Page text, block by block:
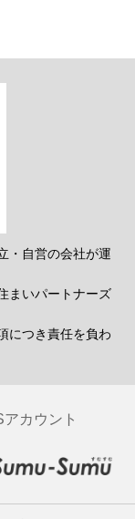
・自営の会社が運
まいパートナーズ
につき責任を負わ
カウント